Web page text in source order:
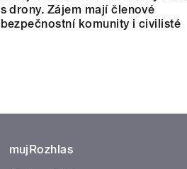
s drony. Zájem mají členové
bezpečnostní komunity i civilisté
mujRozhlas